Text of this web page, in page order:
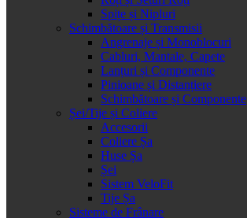
Spițe și Nipluri
Schimbătoare și Transmisii
Angrenaje și Monoblocuri
Cabluri, Mantale, Capete
Lanțuri și Componente
Pinioane și Distanțiere
Schimbătoare și Componente
Șei/Tije și Coliere
Accesorii
Coliere Șa
Huse Șa
Șei
Sistem VeloFit
Tije Șa
Sisteme de Frânare